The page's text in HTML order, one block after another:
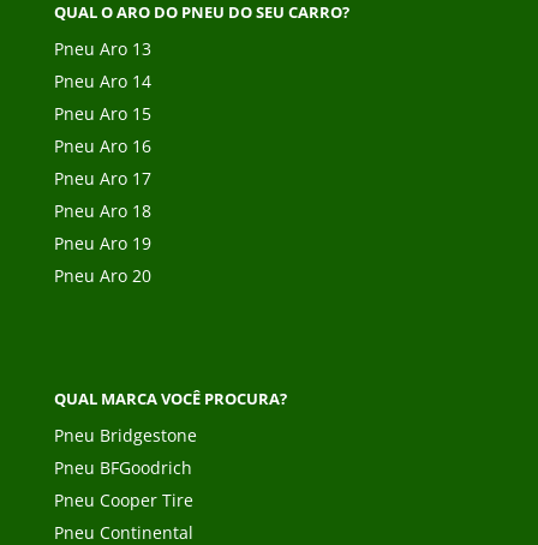
QUAL O ARO DO PNEU DO SEU CARRO?
Pneu Aro 13
Pneu Aro 14
Pneu Aro 15
Pneu Aro 16
Pneu Aro 17
Pneu Aro 18
Pneu Aro 19
Pneu Aro 20
QUAL MARCA VOCÊ PROCURA?
Pneu Bridgestone
Pneu BFGoodrich
Pneu Cooper Tire
Pneu Continental